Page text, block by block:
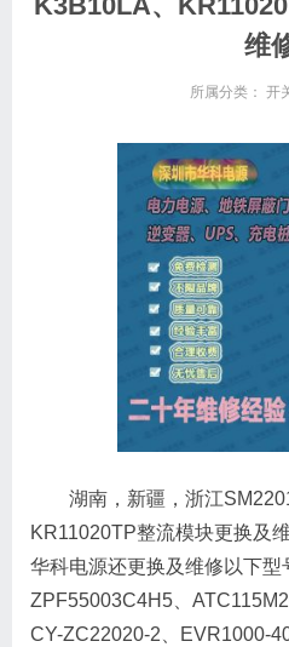
维
所属分类： 开
湖南，新疆，浙江
KR11020TP整流模块更换及
华科电源还更换及维修以下型
ZPF55003C4H5、
CY-ZC22020-2、EVR1000-